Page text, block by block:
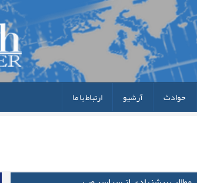
حوادث آرشیو ارتباط با ما